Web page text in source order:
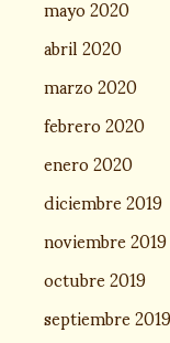
abril 2020
marzo 2020
febrero 2020
enero 2020
diciembre 2019
noviembre 2019
octubre 2019
septiembre 2019